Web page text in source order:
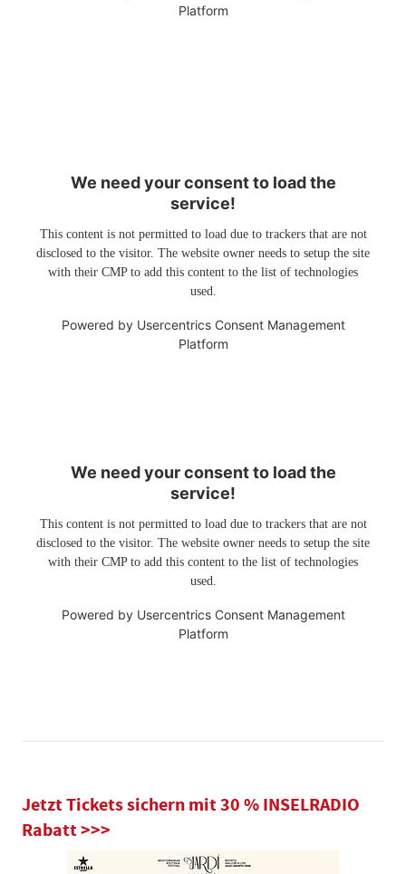
Platform
We need your consent to load the
service!
This content is not permitted to load due to trackers that are not
disclosed to the visitor. The website owner needs to setup the site
with their CMP to add this content to the list of technologies
used.
Powered by Usercentrics Consent Management
Platform
We need your consent to load the
service!
This content is not permitted to load due to trackers that are not
disclosed to the visitor. The website owner needs to setup the site
with their CMP to add this content to the list of technologies
used.
Powered by Usercentrics Consent Management
Platform
Jetzt Tickets sichern mit 30 % INSELRADIO
Rabatt >>>